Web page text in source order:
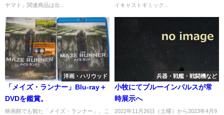
ヤマト」関連商品は出...
イキャストギミック...
洋画・ハリウッド
「メイズ・ランナー」Blu-ray＋
DVDを鑑賞。
映画館でも観た「メイズ・ランナー」。こ
兵器・戦艦・戦闘機など
小牧にてブルーインパルスが常
時展示へ
2022年11月26日（土曜）から2023年4月9